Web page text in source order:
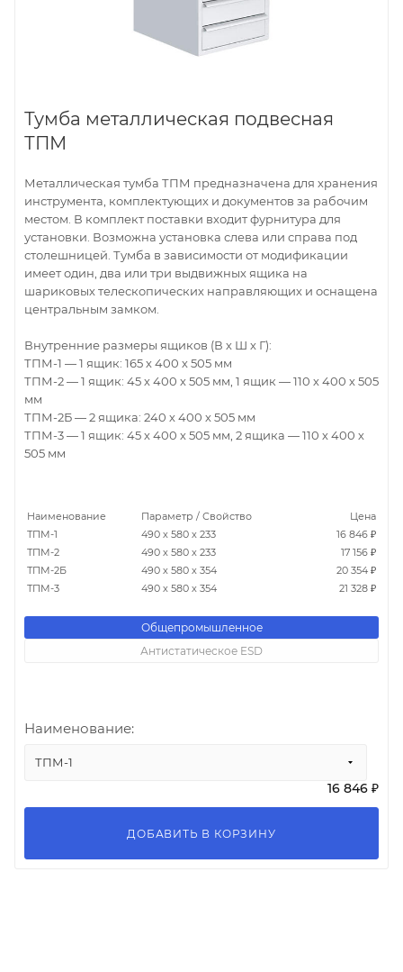
Тумба металлическая подвесная
ТПМ
Металлическая тумба ТПМ предназначена для хранения
инструмента, комплектующих и документов за рабочим
местом. В комплект поставки входит фурнитура для
установки. Возможна установка слева или справа под
столешницей. Тумба в зависимости от модификации
имеет один, два или три выдвижных ящика на
шариковых телескопических направляющих и оснащена
центральным замком.
Внутренние размеры ящиков (В х Ш х Г):
ТПМ-1 — 1 ящик: 165 х 400 х 505 мм
ТПМ-2 — 1 ящик: 45 х 400 х 505 мм, 1 ящик — 110 х 400 х 505
мм
ТПМ-2Б — 2 ящика: 240 х 400 х 505 мм
ТПМ-3 — 1 ящик: 45 х 400 х 505 мм, 2 ящика — 110 х 400 х
505 мм
Наименование Параметр / Свойство
Цена
ТПМ-1
490 х 580 х 233
16 846 ₽
ТПМ-2
490 х 580 х 233
17 156 ₽
ТПМ-2Б
490 х 580 х 354
20 354 ₽
ТПМ-3
490 х 580 х 354 21 328 ₽
Общепромышленное
Антистатическое ESD
Наименование:
ТПМ-1
16 846 ₽
ДОБАВИТЬ В КОРЗИНУ